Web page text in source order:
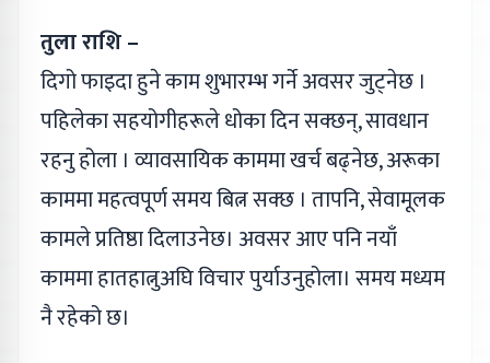
तुला राशि –
दिगो फाइदा हुने काम शुभारम्भ गर्ने अवसर जुट्नेछ ।
पहिलेका सहयोगीहरूले धोका दिन सक्छन्, सावधान
रहनु होला । व्यावसायिक काममा खर्च बढ्‌नेछ, अरूका
काममा महत्वपूर्ण समय बित्न सक्छ । तापनि, सेवामूलक
कामले प्रतिष्ठा दिलाउनेछ। अवसर आए पनि नयाँ
काममा हातहात्नुअघि विचार पुर्याउनुहोला। समय मध्यम
नै रहेको छ।